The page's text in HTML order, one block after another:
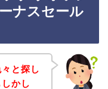
ナスセール
と探し
かし